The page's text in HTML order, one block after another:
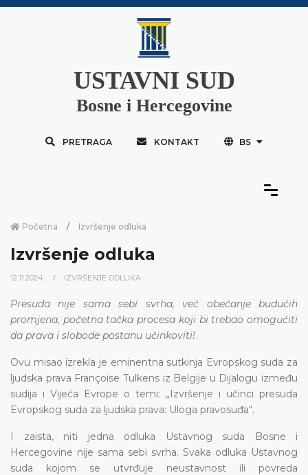
USTAVNI SUD
Bosne i Hercegovine
PRETRAGA KONTAKT BS
Početna Izvršenje odluka
Izvršenje odluka
12.11.2024. IZVRŠENJE ODLUKA
Presuda nije sama sebi svrha, već obećanje budućih
promjena, početna tačka procesa koji bi trebao omogućiti
da prava i slobode postanu učinkoviti!
Ovu misao izrekla je eminentna sutkinja Evropskog suda za
ljudska prava Françoise Tulkens iz Belgije u Dijalogu između
sudija i Vijeća Evrope o temi: „Izvršenje i učinci presuda
Evropskog suda za ljudska prava: Uloga pravosuđa“.
I zaista, niti jedna odluka Ustavnog suda Bosne i
Hercegovine nije sama sebi svrha. Svaka odluka Ustavnog
suda kojom se utvrđuje neustavnost ili povreda